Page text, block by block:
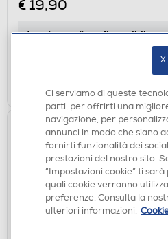
€ 19,90
Acquisto online:disponibile
Ritiro in negozio in 30'
Ci serviamo di queste
parti, per offrirti una
navigazione, per
annunci in modo che siano
fornirti funzionalità dei
prestazioni del nostro sito.
“Impostazioni cookie” ti
quali cookie verranno
preferenze. Consulta la
ulteriori informazioni.